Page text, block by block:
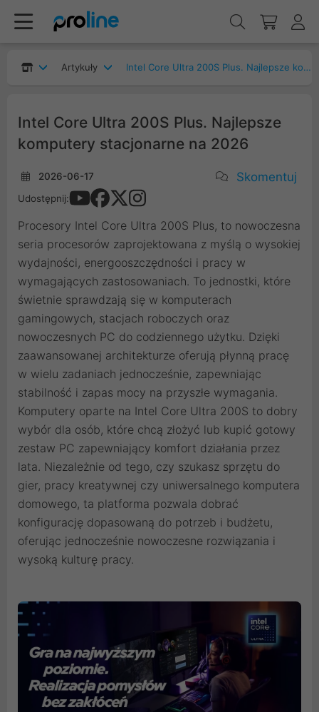
Artykuły Intel Core Ultra 200S Plus. Najlepsze komputery stacjonarne na 2026
Intel Core Ultra 200S Plus. Najlepsze
komputery stacjonarne na 2026
2026-06-17 Skomentuj
Udostępnij:
Procesory Intel Core Ultra 200S Plus, to nowoczesna
seria procesorów zaprojektowana z myślą o wysokiej
wydajności, energooszczędności i pracy w
wymagających zastosowaniach. To jednostki, które
świetnie sprawdzają się w komputerach
gamingowych, stacjach roboczych oraz
nowoczesnych PC do codziennego użytku. Dzięki
zaawansowanej architekturze oferują płynną pracę
w wielu zadaniach jednocześnie, zapewniając
stabilność i zapas mocy na przyszłe wymagania.
Komputery oparte na Intel Core Ultra 200S to dobry
wybór dla osób, które chcą złożyć lub kupić gotowy
zestaw PC zapewniający komfort działania przez
lata. Niezależnie od tego, czy szukasz sprzętu do
gier, pracy kreatywnej czy uniwersalnego komputera
domowego, ta platforma pozwala dobrać
konfigurację dopasowaną do potrzeb i budżetu,
oferując jednocześnie nowoczesne rozwiązania i
wysoką kulturę pracy.